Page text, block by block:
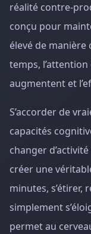
réalité contre-
conçu pour
élevé de manière
temps,
augmentent et
S’accorder de
capacités
changer
créer une
minutes,
simplement
permet au